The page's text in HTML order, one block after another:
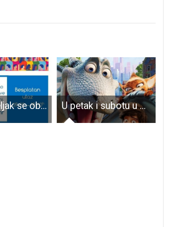
U ponedjeljak se obilježava Međunarodni dan muzeja U petak i subotu u kinu Korzo od 18 sati animirani film “Jahač zmaja”!